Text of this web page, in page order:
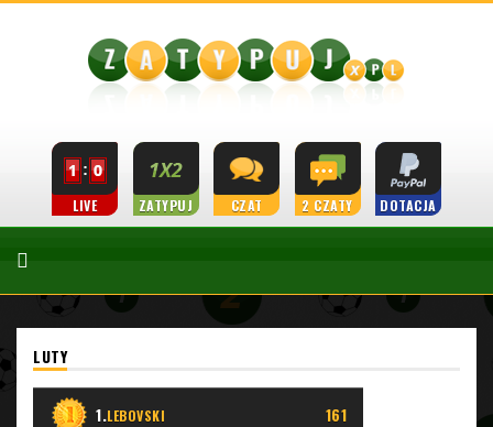
LIVE ZATYPUJ CZAT 2 CZATY DOTACJA
LUTY
1.LEBOVSKI 161